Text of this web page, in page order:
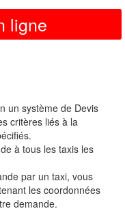
ligne
un système de Devis
critères liés à la
à tous les taxis les
par un taxi, vous
les coordonnées
demande.